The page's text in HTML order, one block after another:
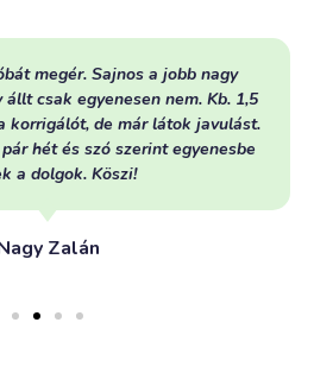
megér. Sajnos a jobb nagy
csak egyenesen nem. Kb. 1,5
korrigálót, de már látok javulást.
hét és szó szerint egyenesbe
a dolgok. Köszi!
Zalán